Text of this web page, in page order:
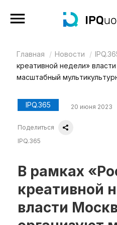
Все материалы
Аналитика
Legal review
События
IPQ.365
IP Stories
Квиз
О нас
Главная Новости
креативной недели»
масштабный
IPQ.365 20 июня 2023
Поделиться
IPQ.365
В рамках
креативной
власти